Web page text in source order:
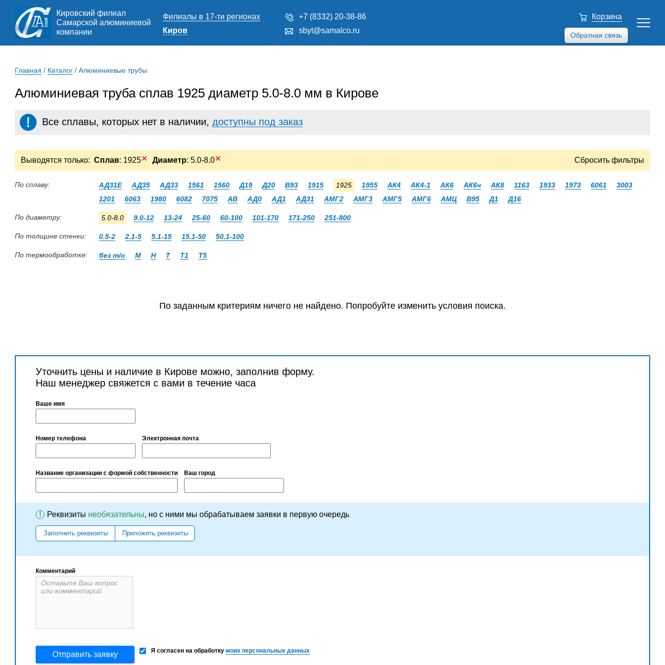
Кировский филиал
Самарской алюминиевой
компании
Филиалы в 17-ти регионах
Киров
+7 (8332) 20-38-86
sbyt@samalco.ru
Обратная связь
Корзина
Главная / Каталог / Алюминиевые трубы
Алюминиевая труба сплав 1925 диаметр 5.0-8.0 мм в Кирове
Все сплавы, которых нет в наличии, доступны под заказ
Выводятся только: Сплав: 1925✕ Диаметр: 5.0-8.0✕ Сбросить фильтры
По сплаву: АД31Е АД35 АД33 1561 1560 Д19 Д20 В93 1915 1925 1955 АК4 АК4-1 АК6 АК6ч АК8 1163 1933 1973 6061
3003
1201
6063 1980 6082 7075 АВ АД0 АД1 АД31 АМГ2 АМГ3 АМГ5 АМГ6 АМЦ В95 Д1 Д16
По диаметру: 5.0-8.0 9.0-12 13-24 25-60 60-100 101-170 171-250 251-800
По толщине стенки: 0.5-2 2.1-5 5.1-15 15.1-50 50.1-100
По термообработке: без т/о М Н Т Т1 Т5
По заданным критериям ничего не найдено. Попробуйте изменить условия поиска.
Уточнить цены и наличие в Кирове можно, заполнив форму.
Наш менеджер свяжется с вами в течение часа
Ваше имя
Номер телефона Электронная почта
Название организации с формой собственности Ваш город
! Реквизиты необязательны, но с ними мы обрабатываем заявки в первую очередь
Заполнить реквизиты Приложить реквизиты
Комментарий
Отправить заявку Я согласен на обработку моих персональных данных